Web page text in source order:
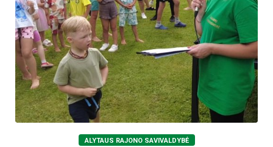
ALYTAUS RAJONO SAVIVALDYBĖ